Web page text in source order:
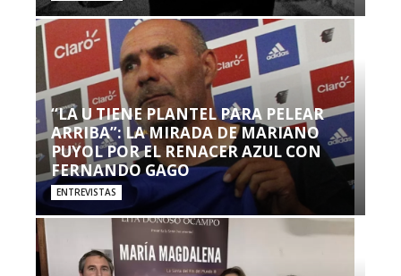
“LA U TIENE PLANTEL PARA PELEAR
ARRIBA”: LA MIRADA DE MARIANO
PUYOL POR EL RENACER AZUL CON
FERNANDO GAGO
ENTREVISTAS